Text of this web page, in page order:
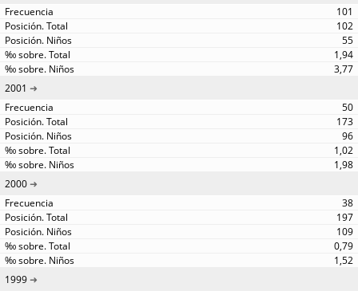
101
102
55
1,94
3,77
2001
50
173
96
1,02
1,98
2000
38
197
109
0,79
1,52
1999